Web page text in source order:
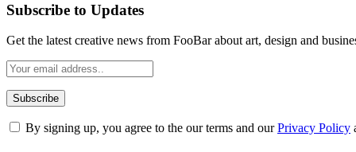
Subscribe to Updates
Get the latest creative news from FooBar about art, design and
By signing up, you agree to the our terms and ourPrivacy Policy